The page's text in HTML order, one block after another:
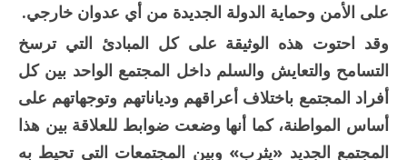
على الأمن وحماية الدولة الجديدة من أي عدوان خارجي.
وقد احتوت هذه الوثيقة على كل المبادئ التي ترسخ
التسامح والتعايش والسلم داخل المجتمع الواحد بين كل
أفراد المجتمع باختلاف أعراقهم ودياناتهم وتوجهاتهم على
أساس المواطنة، كما أنها وضعت ضوابط للعلاقة بين هذا
المجتمع الجديد «يثرب» وبين المجتمعات التي تحيط به